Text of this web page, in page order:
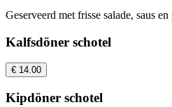
Geserveerd met frisse salade, saus
Kalfsdöner schotel
€ 14.00
Kipdöner schotel